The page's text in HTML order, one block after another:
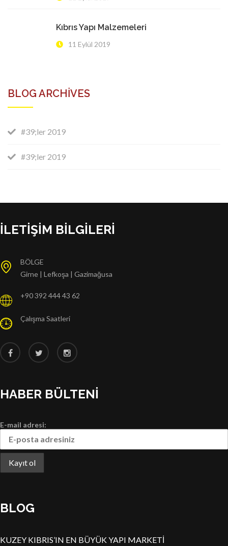
Kıbrıs Yapı Malzemeleri
11 Eylül 2019
BLOG ARCHIVES
#39;ler 2019
#39;ler 2019
İLETIŞIM BILGILERI
BÖLGE
Girne | Lefkoşa | Gazimağusa
+90 392 444 43 62
Çalışma Saatleri
HABER BÜLTENI
E-mail adresi:
BLOG
KUZEY KIBRIS’IN EN BÜYÜK YAPI MARKETİ